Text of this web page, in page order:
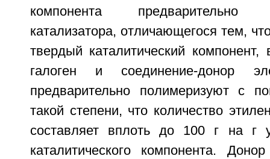
компонента предварительно
катализатора, отличающегося тем,
твердый каталитический
галоген и соединение-донор
предварительно полимеризуют с
такой степени, что количество
составляет вплоть до 100 г на г
каталитического компонента.